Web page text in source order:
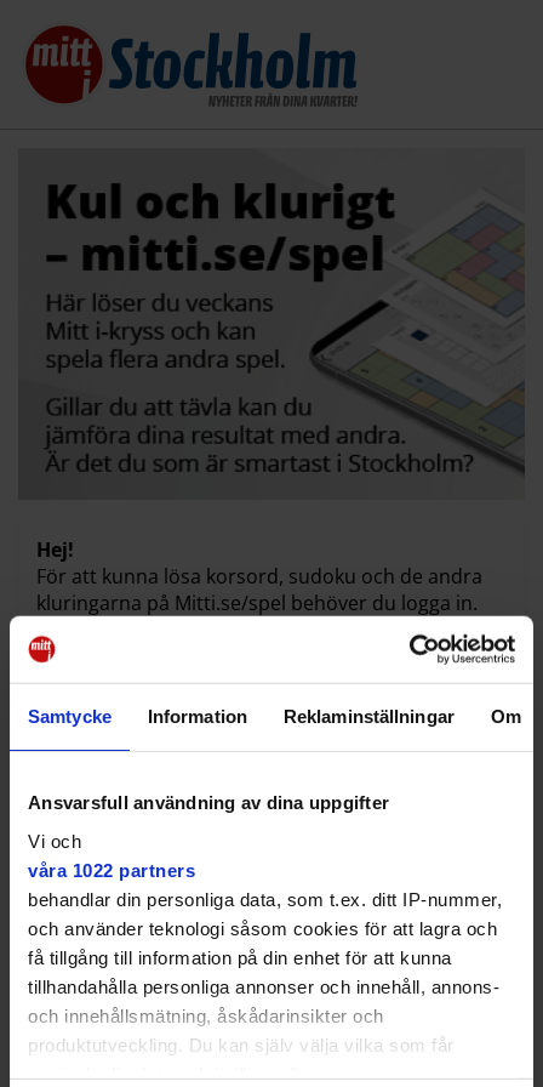
Samtycke Information Reklaminställningar Om
Ansvarsfull användning av dina uppgifter
Vi och
våra 1022 partners
behandlar din personliga data, som t.ex. ditt IP-nummer,
och använder teknologi såsom cookies för att lagra och
få tillgång till information på din enhet för att kunna
tillhandahålla personliga annonser och innehåll, annons-
och innehållsmätning, åskådarinsikter och
produktutveckling. Du kan själv välja vilka som får
Hej!
För att kunna lösa korsord, sudoku och de andra
kluringarna på Mitti.se/spel behöver du logga in.
Då sparas dina framsteg och dina val. Du kan även
se topplistor och tävla mot andra!
Självklart är det helt kostnadsfritt att läsa våra
Har du redan skapat ett konto i vår app, kan du
logga in med samma uppgifter här.
Läs mer om hur vi hanterar dina personuppgifter.
Logga in
eller
Skapa konto